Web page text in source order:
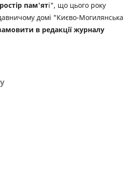
пам'яті", що цього року
домі "Києво-Могилянська
в редакції журналу